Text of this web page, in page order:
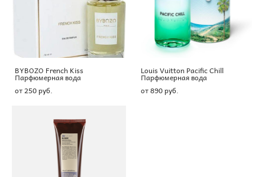
BYBOZO French Kiss
Парфюмерная вода
от 250 pуб.
Louis Vuitton Pacific Chill
Парфюмерная вода
от 890 pуб.